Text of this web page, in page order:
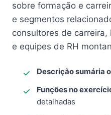
sobre formação e
e segmentos
consultores de
e equipes de RH
Descrição sumária
Funções no
detalhadas